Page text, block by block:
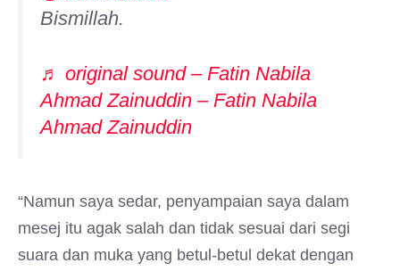
Bismillah.
♬ original sound – Fatin Nabila
Ahmad Zainuddin – Fatin Nabila
Ahmad Zainuddin
“Namun saya sedar, penyampaian saya dalam
mesej itu agak salah dan tidak sesuai dari segi
suara dan muka yang betul-betul dekat dengan